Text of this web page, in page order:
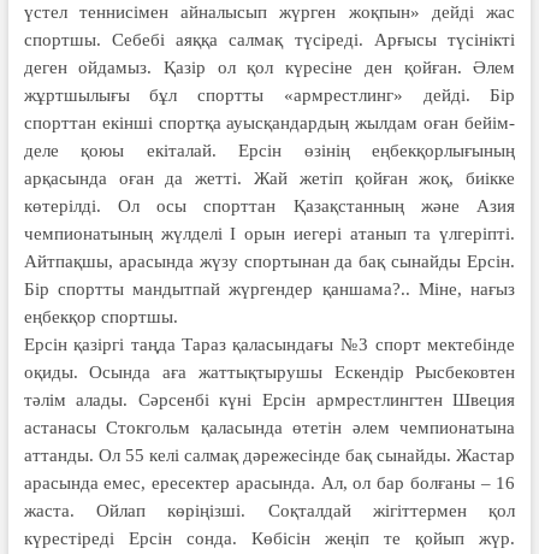
үстел теннисімен айналы­сып жүрген жоқ­пын» дейді жас
спортшы. Себебі аяққа сал­мақ түсі­реді. Арғысы түсі­нік­ті
деген ойдамыз. Қазір ол қол күресіне ден қойған. Әлем
жұртшылығы бұл спортты «армрестлинг» дей­ді. Бір
спорттан екінші спорт­қа ауысқандардың жылдам оған бейім­
деле қоюы екіталай. Ерсін өзінің еңбекқорлығының
арқасында оған да жетті. Жай жетіп қойған жоқ, биікке
көтерілді. Ол осы спорт­тан Қазақс­тан­ның және Азия
чемпионатының жүл­­делі I орын ие­гері ата­нып та үл­геріп­ті.
Айт­пақшы, арасында жүзу спортынан да бақ сынайды Ерсін.
Бір спорт­ты мандытпай жүргендер қан­шама?.. Міне, нағыз
ең­бекқор спортшы.
Ерсін қазіргі таңда Тараз қаласындағы №3 спорт мектебінде
оқиды. Осында аға жаттықтырушы Ескендір Рысбековтен
тәлім алады. Сәрсенбі күні Ерсін армрестлингтен Швеция
астанасы Стокгольм қаласында өтетін әлем чемпионатына
аттанды. Ол 55 келі салмақ дәрежесінде бақ сынайды. Жастар
арасында емес, ересектер арасында. Ал, ол бар болғаны – 16
жаста. Ойлап көріңізші. Соқталдай жігіттермен қол
күрестіреді Ерсін сонда. Көбісін жеңіп те қойып жүр.